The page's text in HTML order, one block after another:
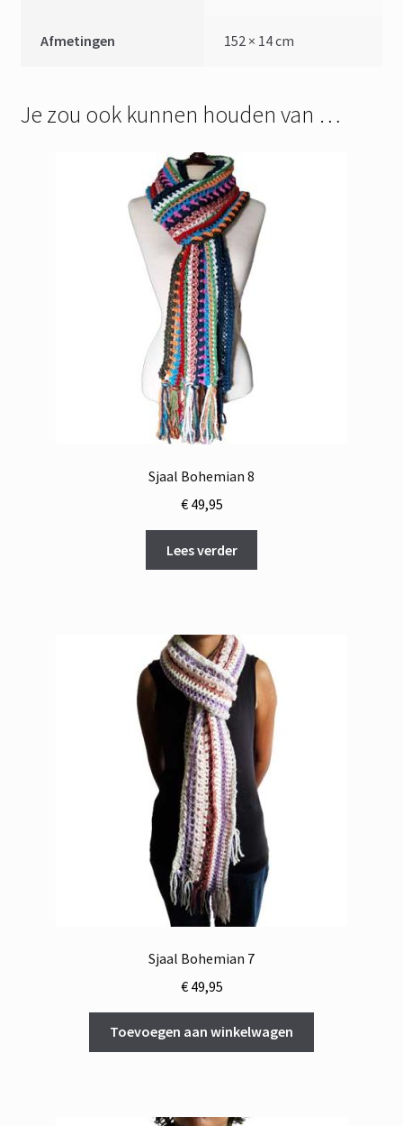
Afmetingen 152 × 14 cm
Je zou ook kunnen houden van …
Sjaal Bohemian 8
€49,95
Lees verder
Sjaal Bohemian 7
€49,95
Toevoegen aan winkelwagen